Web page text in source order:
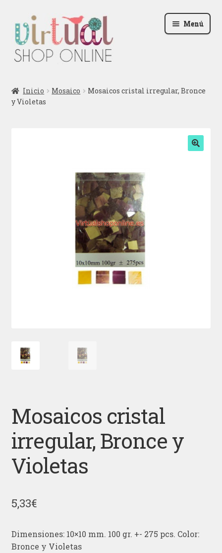
la
navegación
al
contenido
Menú
Podcast
Inicio Mosaico
Mosaicos cristal irregular, Bronce
y Violetas
Mosaicos cristal
irregular, Bronce y
Violetas
5,33€
Dimensiones: 10×10 mm. 100 gr. +- 275 pcs. Color:
Bronce y Violetas